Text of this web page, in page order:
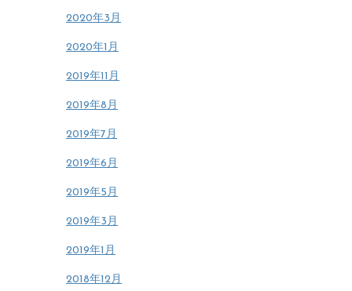
2020年3月
2020年1月
2019年11月
2019年8月
2019年7月
2019年6月
2019年5月
2019年3月
2019年1月
2018年12月